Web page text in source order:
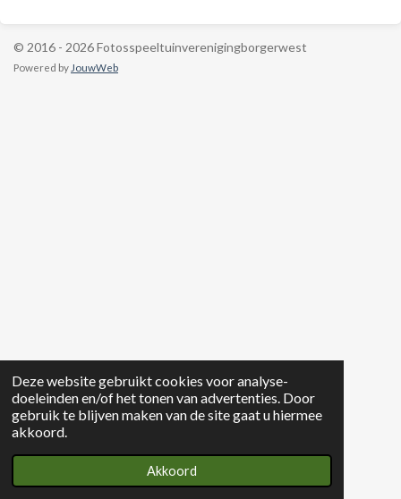
Deze website gebruikt cookies voor analyse-
doeleinden en/of het tonen van advertenties. Door
gebruik te blijven maken van de site gaat u hiermee
akkoord.
Akkoord
© 2016 - 2026 Fotosspeeltuinverenigingborgerwest
Powered by JouwWeb